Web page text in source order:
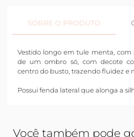
SOBRE O PRODUTO
Vestido longo em tule menta,
de um ombro só, com decote
centro do busto, trazendo fluidez e
Possui fenda lateral que alonga a
Você também pode